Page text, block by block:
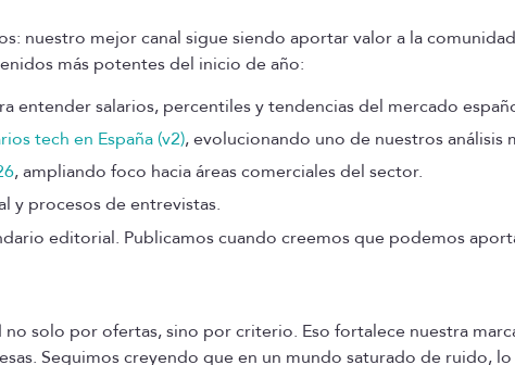
nuestro mejor canal sigue siendo aportar valor a la
más potentes del inicio de año:
entender salarios, percentiles y tendencias del mercado
tech en España (v2), evolucionando uno de nuestros análisis
, ampliando foco hacia áreas comerciales del sector.
y procesos de entrevistas.
editorial. Publicamos cuando creemos que podemos
no solo por ofertas, sino por criterio. Eso fortalece nuestra
Seguimos creyendo que en un mundo saturado de ruido,